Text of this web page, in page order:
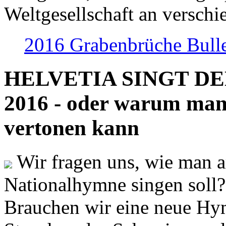
Weltgesellschaft an
2016 Grabenbrüche
HELVETIA SINGT
2016 - oder warum
vertonen kann
Wir fragen uns, wie man
Nationalhymne singen
Brauchen wir eine neue